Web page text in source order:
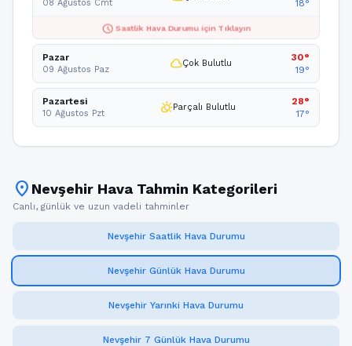
08 Ağustos Cmt
18°
schedule Saatlik Hava Durumu için Tıklayın
Pazar
09 Ağustos Paz cloudÇok Bulutlu
30°
19°
Pazartesi
10 Ağustos Pzt partly_cloudy_dayParçalı Bulutlu
28°
17°
location_on Nevşehir Hava Tahmin Kategorileri
Canlı, günlük ve uzun vadeli tahminler
Nevşehir Saatlik Hava Durumu
Nevşehir Günlük Hava Durumu
Nevşehir Yarınki Hava Durumu
Nevşehir 7 Günlük Hava Durumu